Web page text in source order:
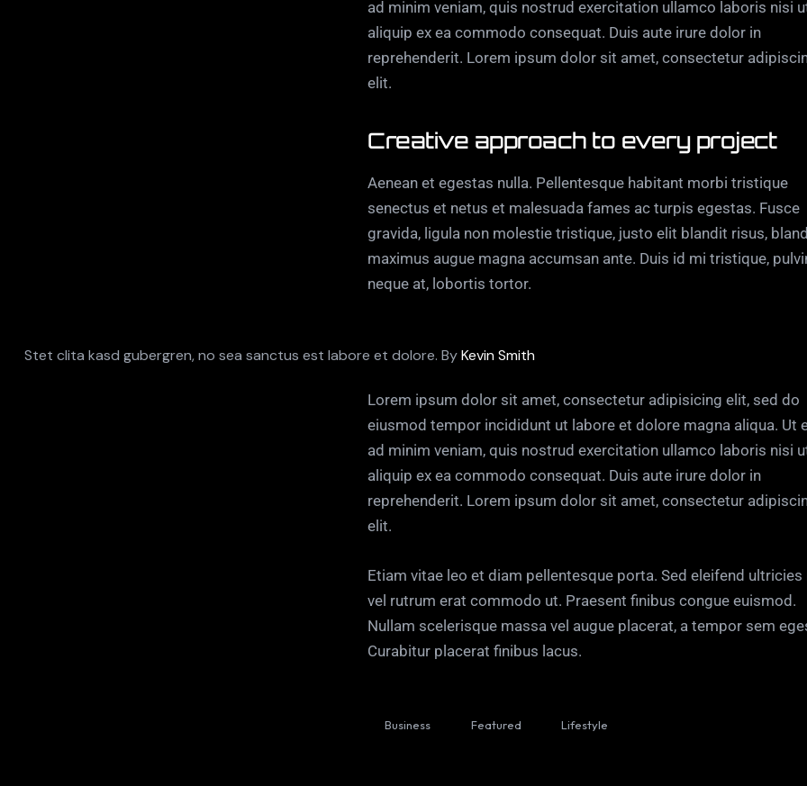
ad minim veniam, quis nostrud exercitation ullamco laboris nisi
aliquip ex ea commodo consequat. Duis aute irure dolor in
reprehenderit. Lorem ipsum dolor sit amet, consectetur
elit.
Creative approach to every project
Aenean et egestas nulla. Pellentesque habitant morbi tristique
senectus et netus et malesuada fames ac turpis egestas. Fusce
gravida, ligula non molestie tristique, justo elit blandit risus,
maximus augue magna accumsan ante. Duis id mi tristique,
neque at, lobortis tortor.
Stet clita kasd gubergren, no sea sanctus est labore et dolore. ByKevin Smith
Lorem ipsum dolor sit amet, consectetur adipisicing elit, sed do
eiusmod tempor incididunt ut labore et dolore magna aliqua. Ut
ad minim veniam, quis nostrud exercitation ullamco laboris nisi
aliquip ex ea commodo consequat. Duis aute irure dolor in
reprehenderit. Lorem ipsum dolor sit amet, consectetur
elit.
Etiam vitae leo et diam pellentesque porta. Sed eleifend ultricies
vel rutrum erat commodo ut. Praesent finibus congue euismod.
Nullam scelerisque massa vel augue placerat, a tempor sem
Curabitur placerat finibus lacus.
Business Featured Lifestyle